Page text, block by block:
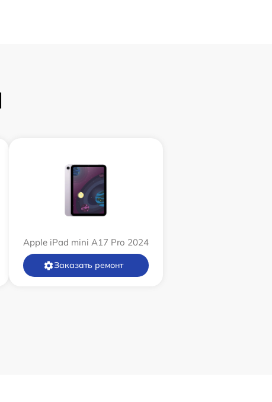
Apple iPad mini A17 Pro 2024
Заказать ремонт